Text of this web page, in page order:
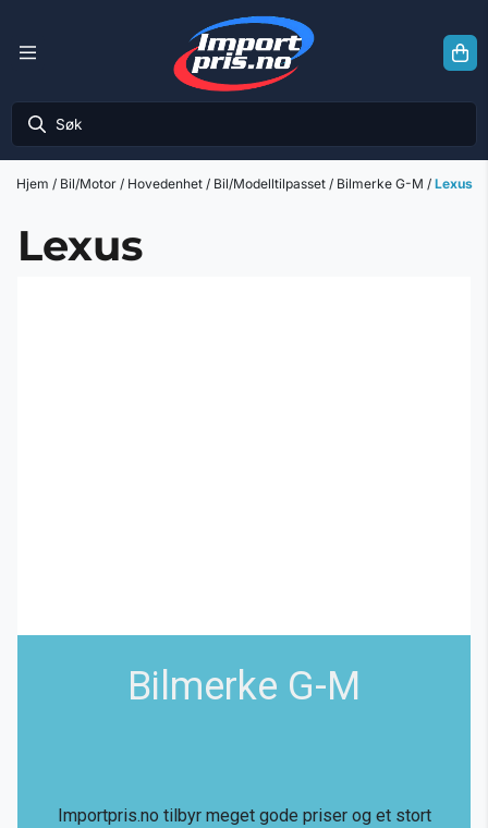
Hjem / Bil/Motor / Hovedenhet / Bil/Modelltilpasset / Bilmerke G-M / Lexus
Lexus
Bilmerke G-M
Importpris.no tilbyr meget gode priser og et stort